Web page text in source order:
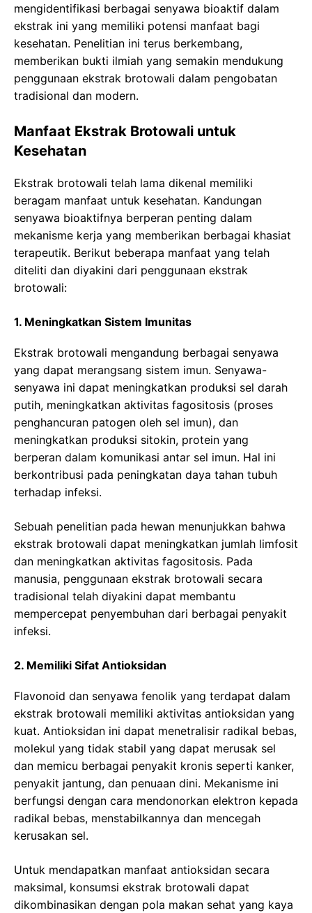
mengidentifikasi berbagai senyawa bioaktif dalam
ekstrak ini yang memiliki potensi manfaat bagi
kesehatan. Penelitian ini terus berkembang,
memberikan bukti ilmiah yang semakin mendukung
penggunaan ekstrak brotowali dalam pengobatan
tradisional dan modern.
Manfaat Ekstrak Brotowali untuk
Kesehatan
Ekstrak brotowali telah lama dikenal memiliki
beragam manfaat untuk kesehatan. Kandungan
senyawa bioaktifnya berperan penting dalam
mekanisme kerja yang memberikan berbagai khasiat
terapeutik. Berikut beberapa manfaat yang telah
diteliti dan diyakini dari penggunaan ekstrak
brotowali:
1. Meningkatkan Sistem Imunitas
Ekstrak brotowali mengandung berbagai senyawa
yang dapat merangsang sistem imun. Senyawa-
senyawa ini dapat meningkatkan produksi sel darah
putih, meningkatkan aktivitas fagositosis (proses
penghancuran patogen oleh sel imun), dan
meningkatkan produksi sitokin, protein yang
berperan dalam komunikasi antar sel imun. Hal ini
berkontribusi pada peningkatan daya tahan tubuh
terhadap infeksi.
Sebuah penelitian pada hewan menunjukkan bahwa
ekstrak brotowali dapat meningkatkan jumlah limfosit
dan meningkatkan aktivitas fagositosis. Pada
manusia, penggunaan ekstrak brotowali secara
tradisional telah diyakini dapat membantu
mempercepat penyembuhan dari berbagai penyakit
infeksi.
2. Memiliki Sifat Antioksidan
Flavonoid dan senyawa fenolik yang terdapat dalam
ekstrak brotowali memiliki aktivitas antioksidan yang
kuat. Antioksidan ini dapat menetralisir radikal bebas,
molekul yang tidak stabil yang dapat merusak sel
dan memicu berbagai penyakit kronis seperti kanker,
penyakit jantung, dan penuaan dini. Mekanisme ini
berfungsi dengan cara mendonorkan elektron kepada
radikal bebas, menstabilkannya dan mencegah
kerusakan sel.
Untuk mendapatkan manfaat antioksidan secara
maksimal, konsumsi ekstrak brotowali dapat
dikombinasikan dengan pola makan sehat yang kaya